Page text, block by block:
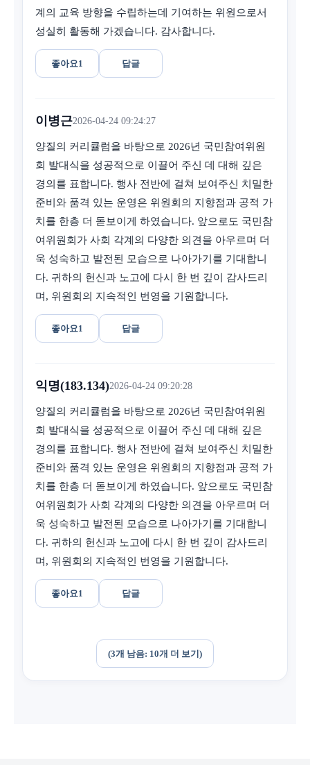
계의 교육 방향을 수립하는데 기여하는 위원으로서
성실히 활동해 가겠습니다. 감사합니다.
좋아요1 답글
이병근2026-04-24 09:24:27
양질의 커리큘럼을 바탕으로 2026년 국민참여위원
회 발대식을 성공적으로 이끌어 주신 데 대해 깊은
경의를 표합니다. 행사 전반에 걸쳐 보여주신 치밀한
준비와 품격 있는 운영은 위원회의 지향점과 공적 가
치를 한층 더 돋보이게 하였습니다. 앞으로도 국민참
여위원회가 사회 각계의 다양한 의견을 아우르며 더
욱 성숙하고 발전된 모습으로 나아가기를 기대합니
다. 귀하의 헌신과 노고에 다시 한 번 깊이 감사드리
며, 위원회의 지속적인 번영을 기원합니다.
좋아요1 답글
익명(183.134)2026-04-24 09:20:28
양질의 커리큘럼을 바탕으로 2026년 국민참여위원
회 발대식을 성공적으로 이끌어 주신 데 대해 깊은
경의를 표합니다. 행사 전반에 걸쳐 보여주신 치밀한
준비와 품격 있는 운영은 위원회의 지향점과 공적 가
치를 한층 더 돋보이게 하였습니다. 앞으로도 국민참
여위원회가 사회 각계의 다양한 의견을 아우르며 더
욱 성숙하고 발전된 모습으로 나아가기를 기대합니
다. 귀하의 헌신과 노고에 다시 한 번 깊이 감사드리
며, 위원회의 지속적인 번영을 기원합니다.
좋아요1 답글
(3개 남음: 10개 더 보기)